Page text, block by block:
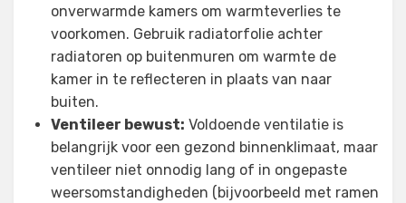
onverwarmde kamers om warmteverlies te
voorkomen. Gebruik radiatorfolie achter
radiatoren op buitenmuren om warmte de
kamer in te reflecteren in plaats van naar
buiten.
Ventileer bewust: Voldoende ventilatie is
belangrijk voor een gezond binnenklimaat, maar
ventileer niet onnodig lang of in ongepaste
weersomstandigheden (bijvoorbeeld met ramen